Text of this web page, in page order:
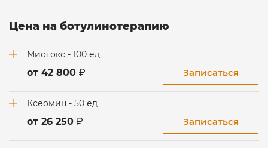
Цена на ботулинотерапию
Миотокс - 100 ед
от 42 800 Записаться
Ксеомин - 50 ед
от 26 250 Записаться